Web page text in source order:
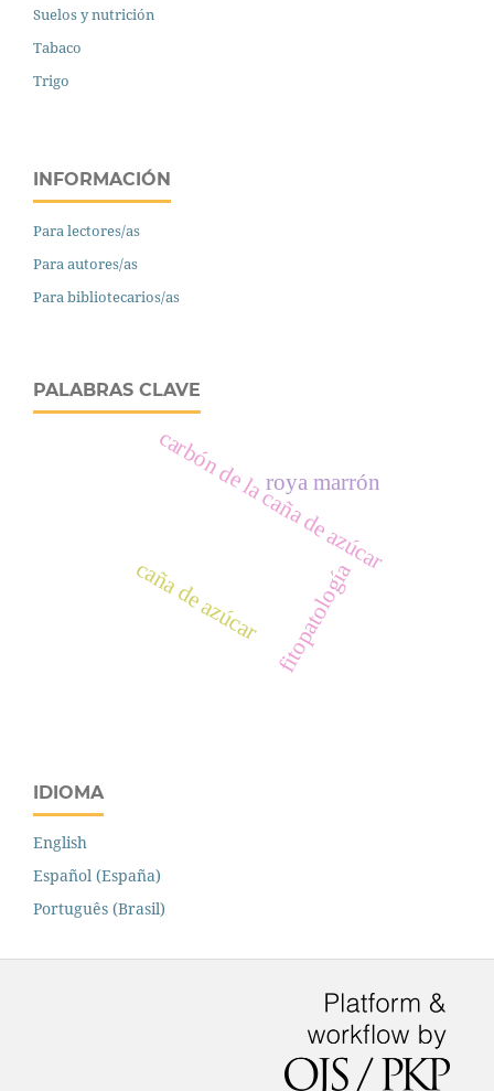
Suelos y nutrición
Tabaco
Trigo
INFORMACIÓN
Para lectores/as
Para autores/as
Para bibliotecarios/as
PALABRAS CLAVE
caña de azúcar fitopatología
carbón de la caña de azúcar
roya marrón
IDIOMA
English
Español (España)
Português (Brasil)